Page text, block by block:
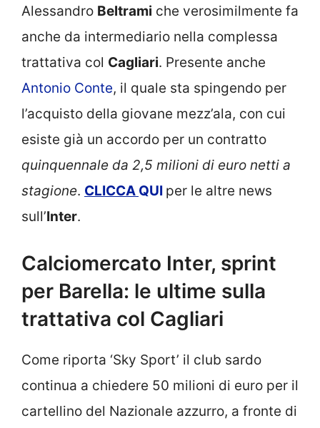
Alessandro Beltrami che verosimilmente fa
anche da intermediario nella complessa
trattativa col Cagliari. Presente anche
Antonio Conte, il quale sta spingendo per
l’acquisto della giovane mezz’ala, con cui
esiste già un accordo per un contratto
quinquennale da 2,5 milioni di euro netti a
stagione. CLICCA QUI per le altre news
sull’Inter.
Calciomercato Inter, sprint
per Barella: le ultime sulla
trattativa col Cagliari
Come riporta ‘Sky Sport’ il club sardo
continua a chiedere 50 milioni di euro per il
cartellino del Nazionale azzurro, a fronte di